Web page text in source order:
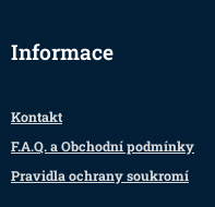
Informace
Kontakt
F.A.Q. a Obchodní podmínky
Pravidla ochrany soukromí